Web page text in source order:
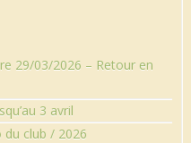
29/03/2026 – Retour en
3 avril
du club / 2026